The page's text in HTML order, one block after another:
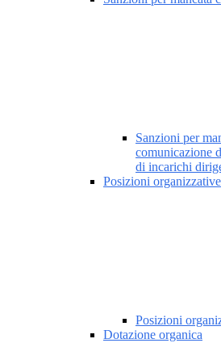
Sanzioni per
comunicazione
di incarichi
Posizioni organizzative
Posizioni
Dotazione organica